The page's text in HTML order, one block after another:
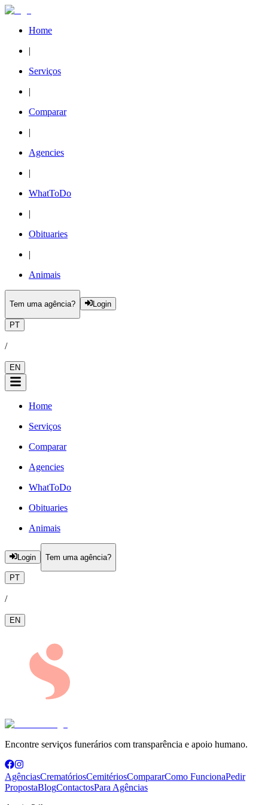
Home
|
Serviços
|
Comparar
|
Agencies
|
WhatToDo
|
Obituaries
|
Animais
Tem uma agência? Login
PT
/
EN
Home
Serviços
Comparar
Agencies
WhatToDo
Obituaries
Animais
Login Tem uma agência?
PT
/
EN
Encontre serviços funerários com transparência e apoio humano.
AgênciasCrematóriosCemitériosCompararComo FuncionaPedir
PropostaBlogContactosPara Agências